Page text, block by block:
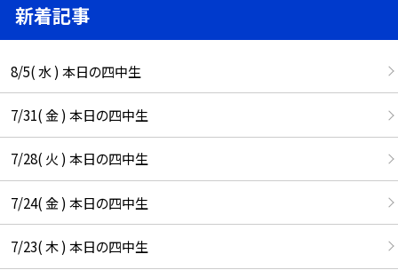
新着記事
8/5( 水 ) 本日の四中生
7/31( 金 ) 本日の四中生
7/28( 火 ) 本日の四中生
7/24( 金 ) 本日の四中生
7/23( 木 ) 本日の四中生